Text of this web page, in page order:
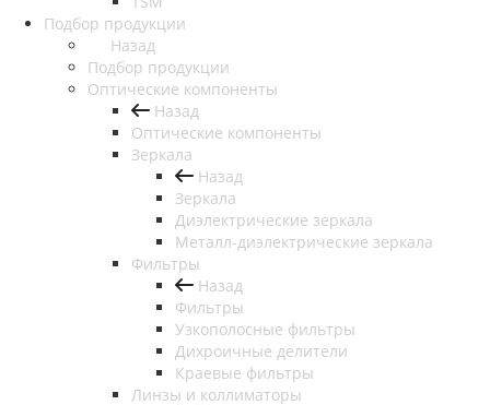
Подбор продукции
Назад
Подбор продукции
Оптические компоненты
Назад
Оптические компоненты
Зеркала
Назад
Зеркала
Диэлектрические зеркала
Металл-диэлектрические зеркала
Фильтры
Назад
Фильтры
Узкополосные фильтры
Дихроичные делители
Краевые фильтры
Линзы и коллиматоры